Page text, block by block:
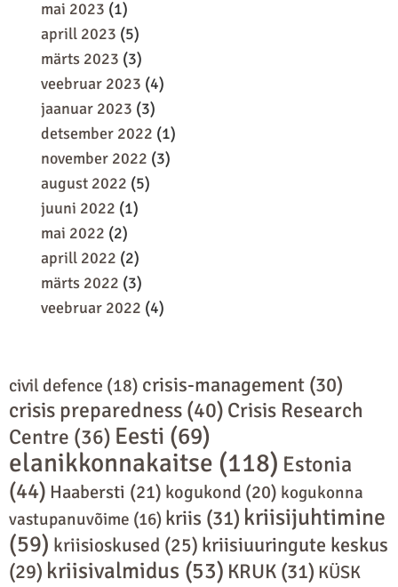
mai 2023 (1)
aprill 2023 (5)
märts 2023 (3)
veebruar 2023 (4)
jaanuar 2023 (3)
detsember 2022 (1)
november 2022 (3)
august 2022 (5)
juuni 2022 (1)
mai 2022 (2)
aprill 2022 (2)
märts 2022 (3)
veebruar 2022 (4)
civil defence (18) crisis-management (30)
crisis preparedness (40) Crisis Research
Centre (36) Eesti (69)
elanikkonnakaitse (118) Estonia
(44) Haabersti (21) kogukond (20) kogukonna
vastupanuvõime (16) kriis (31) kriisijuhtimine
(59) kriisioskused (25) kriisiuuringute keskus
(29) kriisivalmidus (53) KRUK (31) KÜSK